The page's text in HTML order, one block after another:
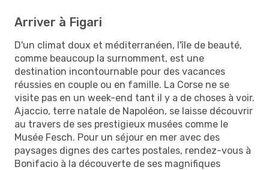
Arriver à Figari
D'un climat doux et méditerranéen, l'île de beauté,
comme beaucoup la surnomment, est une
destination incontournable pour des vacances
réussies en couple ou en famille. La Corse ne se
visite pas en un week-end tant il y a de choses à voir.
Ajaccio, terre natale de Napoléon, se laisse découvrir
au travers de ses prestigieux musées comme le
Musée Fesch. Pour un séjour en mer avec des
paysages dignes des cartes postales, rendez-vous à
Bonifacio à la découverte de ses magnifiques